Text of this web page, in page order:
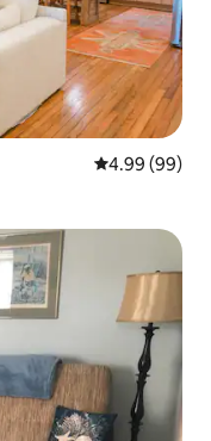
Calificación
4.99 (99)